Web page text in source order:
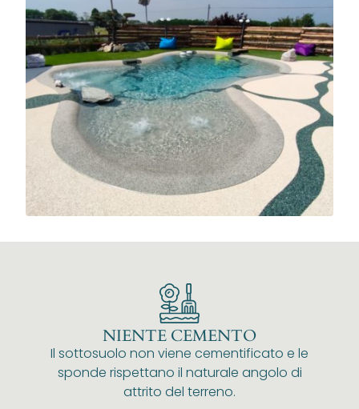
NIENTE CEMENTO
Il sottosuolo non viene cementificato e le
sponde rispettano il naturale angolo di
attrito del terreno.